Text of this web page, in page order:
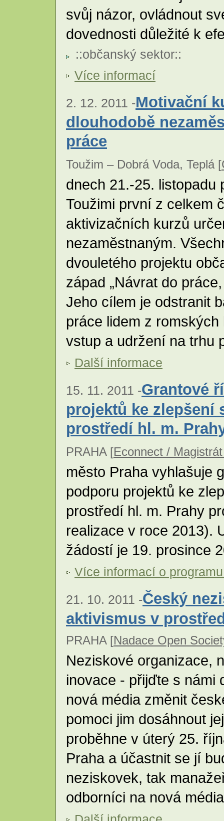
svůj názor, ovládnout
dovednosti důležité k
::občanský sektor::
Více informací
2. 12. 2011 -Motivační
dlouhodobě
práce
Toužim – Dobrá Voda, Teplá [
dnech 21.-25. listopadu
Toužimi první z celkem
aktivizačních kurzů
nezaměstnaným.
dvouletého projektu
západ „Návrat do
Jeho cílem je odstranit
práce lidem z
vstup a udržení na trhu
Další informace
15. 11. 2011 -Grantové
projektů ke zlepšení
prostředí hl. m.
PRAHA [Econnect /
město Praha vyhlašuje
podporu projektů ke
prostředí hl. m. Prahy
realizace v roce 2013).
žádostí je 19. prosince
Více informací o
21. 10. 2011 -Český
aktivismus v
PRAHA [Nadace Open
Neziskové organizace,
inovace - přijďte s námi
nová média změnit
pomoci jim dosáhnout
proběhne v úterý 25.
Praha a účastnit se jí
neziskovek, tak
odborníci na nová